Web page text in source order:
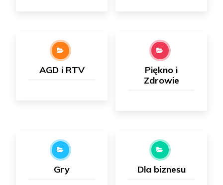
AGD i RTV
Piękno i
Zdrowie
Gry Dla biznesu